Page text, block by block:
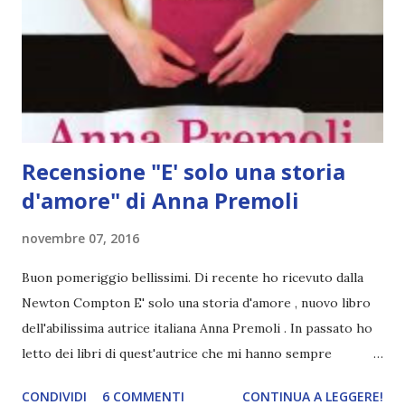
assoluto . Lo so, lo so che è difficile sceglierne uno, ma
scrivete il primo che vi viene in mente. Mi raccomando, non
devono essere libri belli, ma voglio che siano libri
Recensione "E' solo una storia
d'amore" di Anna Premoli
novembre 07, 2016
Buon pomeriggio bellissimi. Di recente ho ricevuto dalla
Newton Compton E' solo una storia d'amore , nuovo libro
dell'abilissima autrice italiana Anna Premoli . In passato ho
letto dei libri di quest'autrice che mi hanno sempre
CONDIVIDI 6 COMMENTI CONTINUA A LEGGERE!